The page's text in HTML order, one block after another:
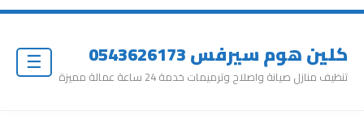
كلين هوم سيرفس 0543626173
تنظيف منازل صيانة واصلاح وترميمات خدمة 24 ساعة عمالة مميزة